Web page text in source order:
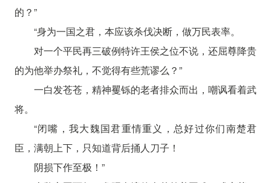
的？”
“身为一国之君，本应该杀伐决断，做万民表率。
对一个平民再三破例特许王侯之位不说，还屈尊降贵
的为他举办祭礼，不觉得有些荒谬么？”
一白发苍苍，精神矍铄的老者排众而出，嘲讽看着武
将。
“闭嘴，我大魏国君重情重义，总好过你们南楚君
臣，满朝上下，只知道背后捅人刀子！
阴损下作至极！”